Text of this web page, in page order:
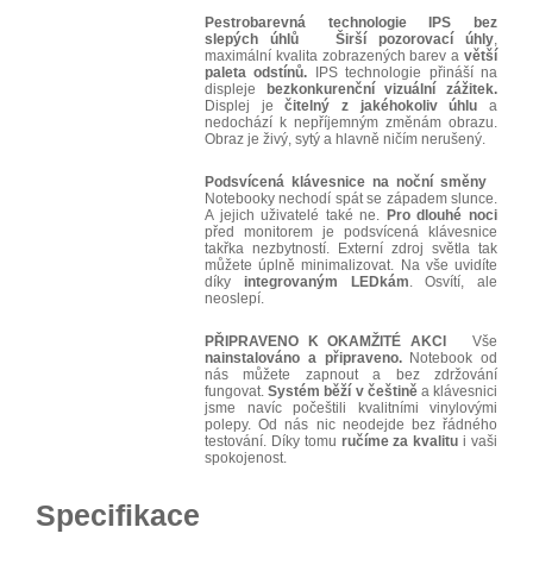
Pestrobarevná technologie IPS bez
slepých úhlů
Širší pozorovací úhly,
maximální kvalita zobrazených barev a větší
paleta odstínů. IPS technologie přináší na
displeje
bezkonkurenční vizuální zážitek.
Displej ječitelný z jakéhokoliv úhlu a
nedochází k nepříjemným změnám obrazu.
Obraz je živý, sytý a hlavně ničím nerušený.
Podsvícená klávesnice na noční směny
Notebooky nechodí spát se západem slunce.
A jejich uživatelé také ne. Pro dlouhé noci
před monitorem je podsvícená klávesnice
takřka nezbytností. Externí zdroj světla tak
můžete úplně minimalizovat. Na vše uvidíte
díky integrovaným LEDkám. Osvítí, ale
neoslepí.
PŘIPRAVENO K OKAMŽITÉ AKCI
Vše
nainstalováno a připraveno.Notebook od
nás můžete zapnout a bez zdržování
fungovat.Systém běží v češtiněa klávesnici
jsme navíc počeštili kvalitními vinylovými
polepy. Od nás nic neodejde bez řádného
testování. Díky tomu ručíme za kvalitu i vaši
spokojenost.
Specifikace